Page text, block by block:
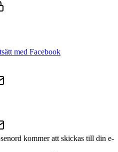
med Facebook
kommer att skickas till din e-